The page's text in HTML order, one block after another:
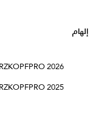
إلهام
2026
2025